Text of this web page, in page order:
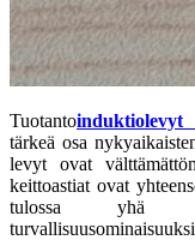
Tuotantoinduktiolevyt
tärkeä osa
levyt ovat
keittoastiat ovat
tulossa yhä